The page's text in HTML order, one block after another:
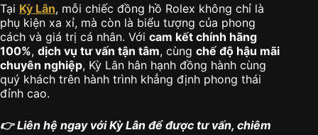
Tại Kỳ Lân, mỗi chiếc đồng hồ Rolex không chỉ là
phụ kiện xa xỉ, mà còn là biểu tượng của phong
cách và giá trị cá nhân. Với cam kết chính hãng
100%, dịch vụ tư vấn tận tâm, cùng chế độ hậu mãi
chuyên nghiệp, Kỳ Lân hân hạnh đồng hành cùng
quý khách trên hành trình khẳng định phong thái
đỉnh cao.
👉 Liên hệ ngay với Kỳ Lân để được tư vấn, chiêm